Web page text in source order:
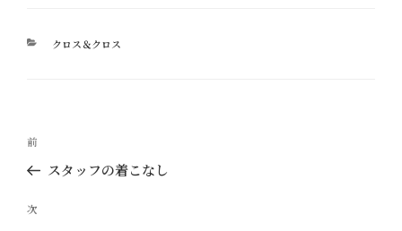
カ
クロス＆クロス
投
ナ
ビ
過
去
投
前
スタッフの着こなし
次
次